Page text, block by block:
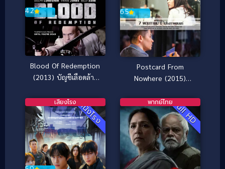
4.2
Blood Of Redemption
(2013) บัญชีเลือดล้าง
6.5
Postcard From
Nowhere (2015)
หนังโรง
เสียงโรง Full HD
พากย์ไทย